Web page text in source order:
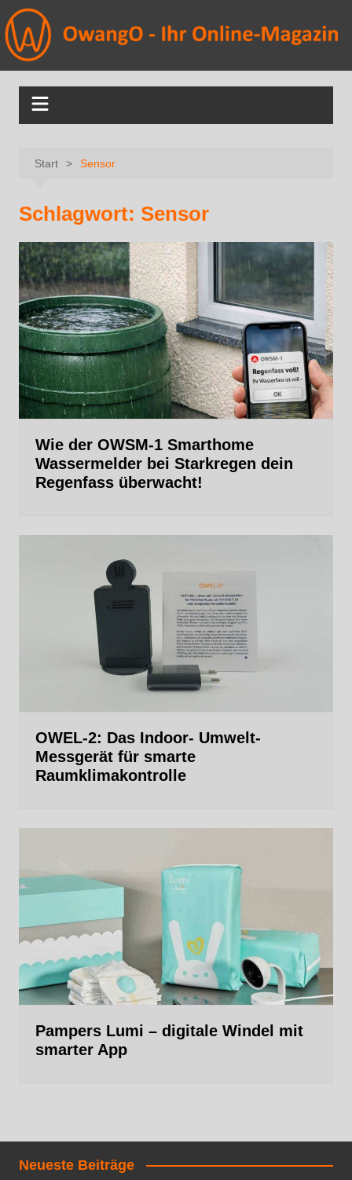
Start Sensor
Schlagwort: Sensor
Wie der OWSM‑1 Smarthome
Wassermelder bei Starkregen dein
Regenfass überwacht!
OWEL-2: Das Indoor- Umwelt-
Messgerät für smarte
Raumklimakontrolle
Pampers Lumi – digitale Windel mit
smarter App
Neueste Beiträge